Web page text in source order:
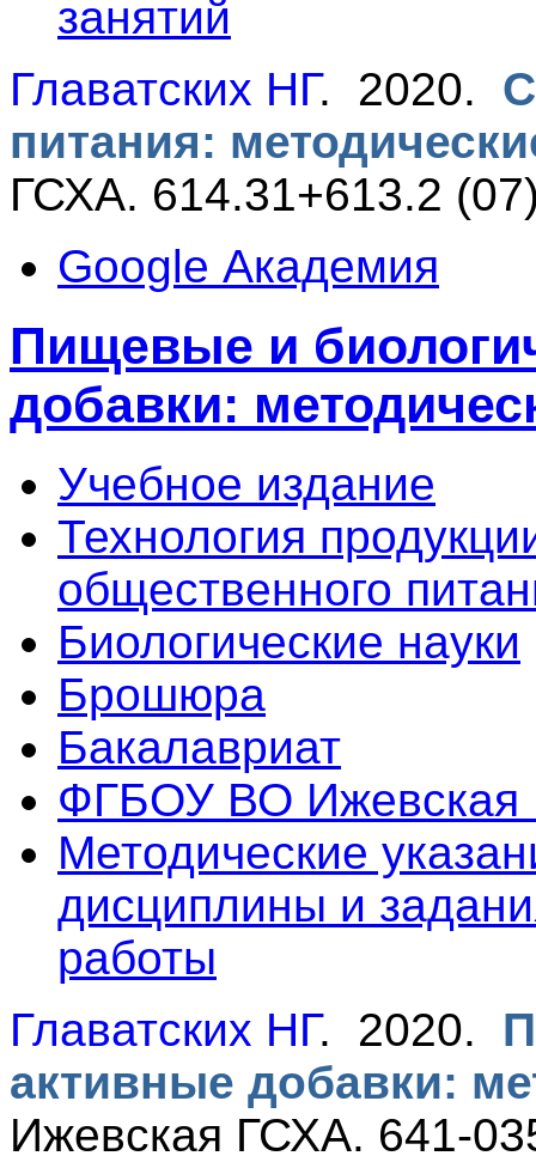
занятий
Главатских НГ. 2020.
питания:
ГСХА. 614.31+613.2
Google Академия
Пищевые и
добавки:
Учебное издание
Технология
общественного
Биологические науки
Брошюра
Бакалавриат
ФГБОУ ВО Ижевская
Методические
дисциплины и
работы
Главатских НГ. 2020.
активные добавки:
Ижевская ГСХА. 641-